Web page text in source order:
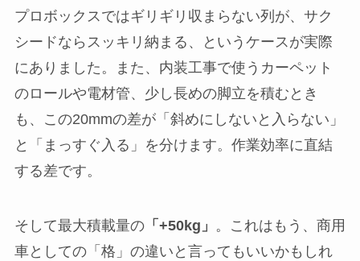
プロボックスではギリギリ収まらない列が、サク
シードならスッキリ納まる、というケースが実際
にありました。また、内装工事で使うカーペット
のロールや電材管、少し長めの脚立を積むとき
も、この20mmの差が「斜めにしないと入らない」
と「まっすぐ入る」を分けます。作業効率に直結
する差です。
そして最大積載量の「+50kg」 。これはもう、商用
車としての「格」の違いと言ってもいいかもしれ